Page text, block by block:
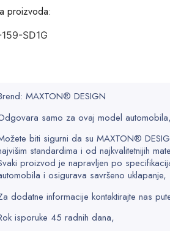
proizvoda:
SD1G
MAXTON® DESIGN
samo za ovaj model automobila,
biti sigurni da su MAXTON®
standardima i od najkvalitetnijih
proizvod je napravljen po
i osigurava savršeno uklapanje,
dodatne informacije kontaktirajte nas
isporuke 45 radnih dana,